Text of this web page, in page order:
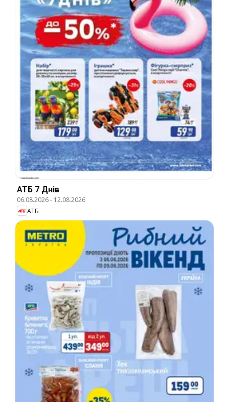
АТБ 7 Днів
06.08.2026- 12.08.2026
АТБ